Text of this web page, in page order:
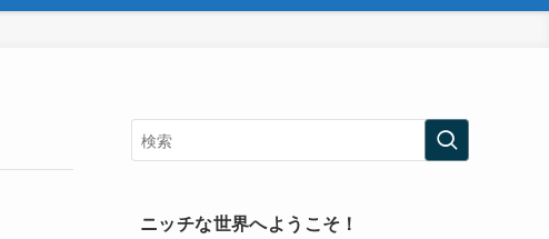
ニッチな世界へようこそ！